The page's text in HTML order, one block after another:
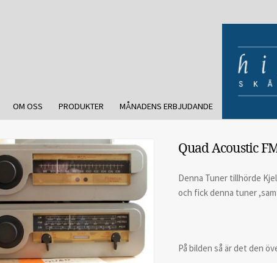
OM OSS PRODUKTER MÅNADENS ERBJUDANDE
Quad Acoustic
Denna Tuner tillhörde
och fick denna tuner
På bilden så är det den